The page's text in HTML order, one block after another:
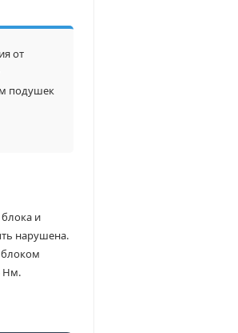
от
подушек
и
нарушена.
Нм.